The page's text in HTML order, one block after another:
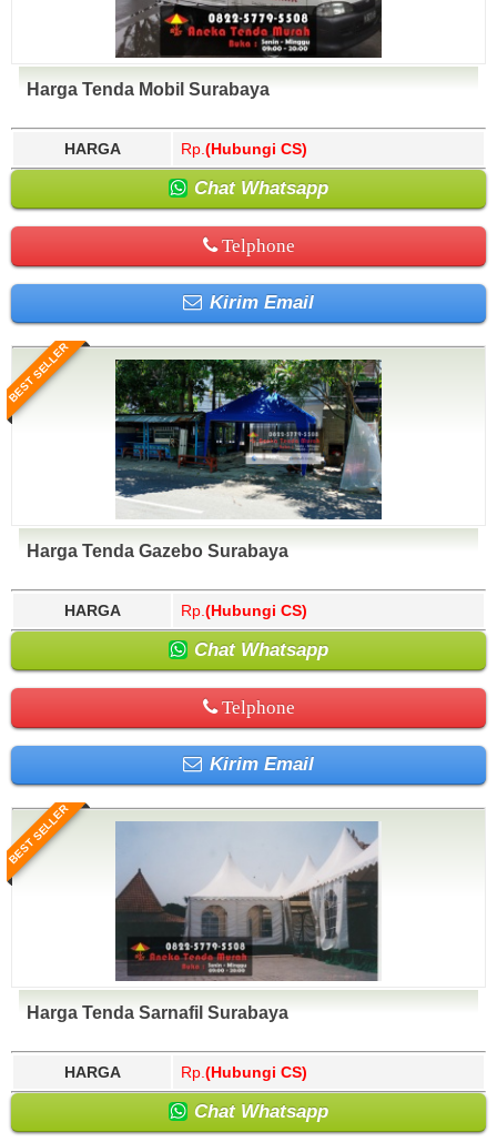
Harga Tenda Mobil Surabaya
HARGA Rp. (Hubungi CS)
Chat Whatsapp
Telphone
Kirim Email
BEST SELLER
Harga Tenda Gazebo Surabaya
HARGA Rp. (Hubungi CS)
Chat Whatsapp
Telphone
Kirim Email
BEST SELLER
Harga Tenda Sarnafil Surabaya
HARGA Rp. (Hubungi CS)
Chat Whatsapp